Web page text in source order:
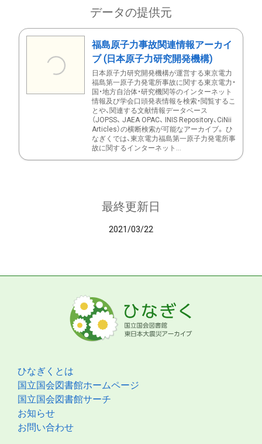
データの提供元
福島原子力事故関連情報アーカイ
ブ (日本原子力研究開発機構)
日本原子力研究開発機構が運営する東京電力
福島第一原子力発電所事故に関する東京電力・
国・地方自治体・研究機関等のインターネット
情報及び学会口頭発表情報を検索・閲覧するこ
とや、関連する文献情報データベース
（JOPSS、 JAEA OPAC、 INIS Repository、CiNii
Articles）の横断検索が可能なアーカイブ。 ひ
なぎくでは、東京電力福島第一原子力発電所事
故に関するインターネット...
最終更新日
2021/03/22
ひなぎくとは
国立国会図書館ホームページ
国立国会図書館サーチ
お知らせ
お問い合わせ